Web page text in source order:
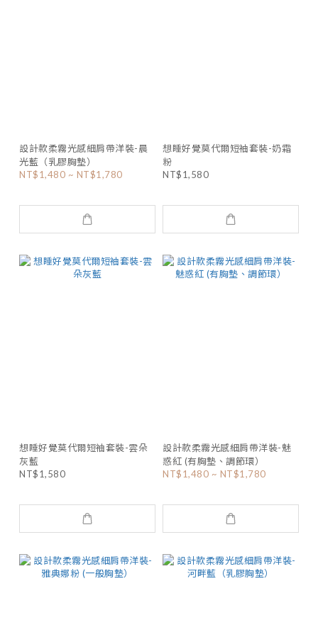
設計款柔霧光感細肩帶洋裝-晨
光藍（乳膠胸墊）
NT$1,480 ~ NT$1,780
想睡好覺莫代爾短袖套裝-奶霜
粉
NT$1,580
想睡好覺莫代爾短袖套裝-雲朵
灰藍
NT$1,580
設計款柔霧光感細肩帶洋裝-魅
惑紅 (有胸墊、調節環）
NT$1,480 ~ NT$1,780